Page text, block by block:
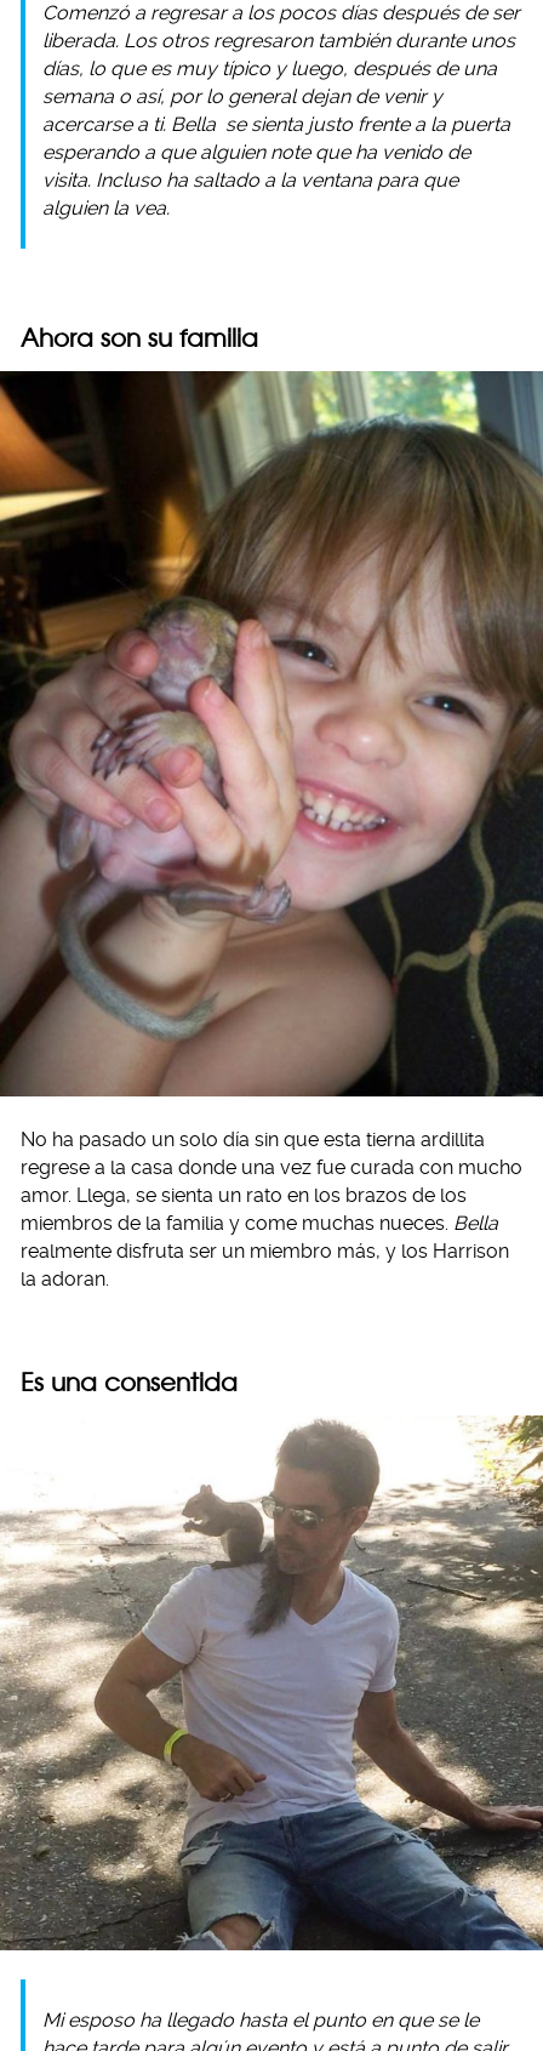
Comenzó a regresar a los pocos días después de ser
liberada. Los otros regresaron también durante unos
días, lo que es muy típico y luego, después de una
semana o así, por lo general dejan de venir y
acercarse a ti. Bella se sienta justo frente a la puerta
esperando a que alguien note que ha venido de
visita. Incluso ha saltado a la ventana para que
alguien la vea.
Ahora son su familia
No ha pasado un solo día sin que esta tierna ardillita
regrese a la casa donde una vez fue curada con mucho
amor. Llega, se sienta un rato en los brazos de los
miembros de la familia y come muchas nueces. Bella
realmente disfruta ser un miembro más, y los Harrison
la adoran.
Es una consentida
Mi esposo ha llegado hasta el punto en que se le